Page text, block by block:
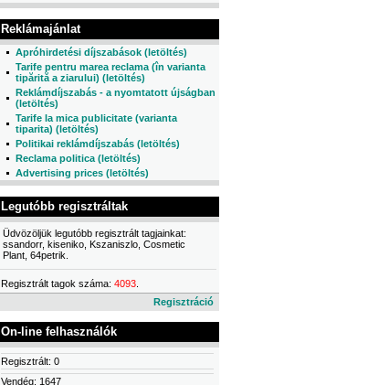
Reklámajánlat
Apróhirdetési díjszabások (letöltés)
Tarife pentru marea reclama (în varianta
tipărită a ziarului) (letöltés)
Reklámdíjszabás - a nyomtatott újságban
(letöltés)
Tarife la mica publicitate (varianta
tiparita) (letöltés)
Politikai reklámdíjszabás (letöltés)
Reclama politica (letöltés)
Advertising prices (letöltés)
Legutóbb regisztráltak
Üdvözöljük legutóbb regisztrált tagjainkat:
ssandorr, kiseniko, Kszaniszlo, Cosmetic
Plant, 64petrik.
Regisztrált tagok száma: 4093
Regisztráció
On-line felhasználók
Regisztrált: 0
Vendég: 1647